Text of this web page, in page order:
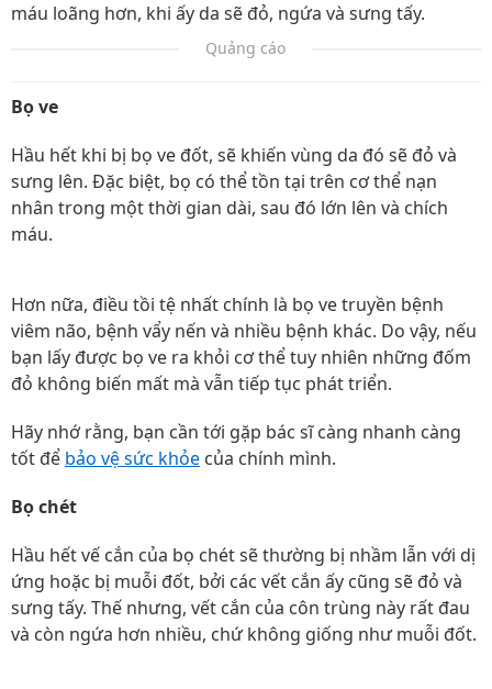
máu loãng hơn, khi ấy da sẽ đỏ, ngứa và sưng tấy.
Quảng cáo
Bọ ve
Hầu hết khi bị bọ ve đốt, sẽ khiến vùng da đó sẽ đỏ và
sưng lên. Đặc biệt, bọ có thể tồn tại trên cơ thể nạn
nhân trong một thời gian dài, sau đó lớn lên và chích
máu.
Hơn nữa, điều tồi tệ nhất chính là bọ ve truyền bệnh
viêm não, bệnh vẩy nến và nhiều bệnh khác. Do vậy, nếu
bạn lấy được bọ ve ra khỏi cơ thể tuy nhiên những đốm
đỏ không biến mất mà vẫn tiếp tục phát triển.
Hãy nhớ rằng, bạn cần tới gặp bác sĩ càng nhanh càng
tốt để bảo vệ sức khỏe của chính mình.
Bọ chét
Hầu hết vế cắn của bọ chét sẽ thường bị nhầm lẫn với dị
ứng hoặc bị muỗi đốt, bởi các vết cắn ấy cũng sẽ đỏ và
sưng tấy. Thế nhưng, vết cắn của côn trùng này rất đau
và còn ngứa hơn nhiều, chứ không giống như muỗi đốt.